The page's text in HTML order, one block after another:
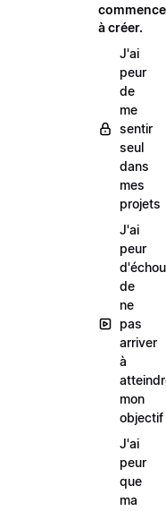
à créer.
J'ai
peur
de
me
sentir
seul
dans
mes
projets
J'ai
peur
de
ne
pas
arriver
à
mon
objectif
J'ai
peur
que
ma